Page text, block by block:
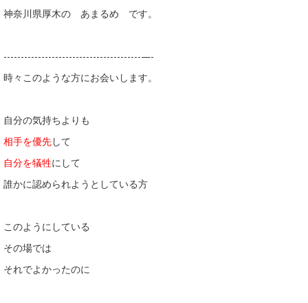
神奈川県厚木の あまるめ です。
----------------------------------------—-
時々このような方にお会いします。
自分の気持ちよりも
相手を優先して
自分を犠牲にして
誰かに認められようとしている方
このようにしている
その場では
それでよかったのに